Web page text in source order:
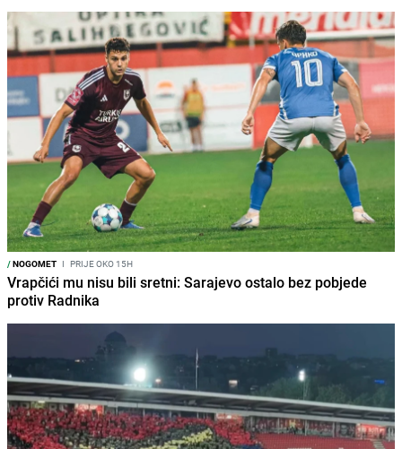
/NOGOMET I PRIJE OKO 15H
Vrapčići mu nisu bili sretni: Sarajevo ostalo bez pobjede
protiv Radnika